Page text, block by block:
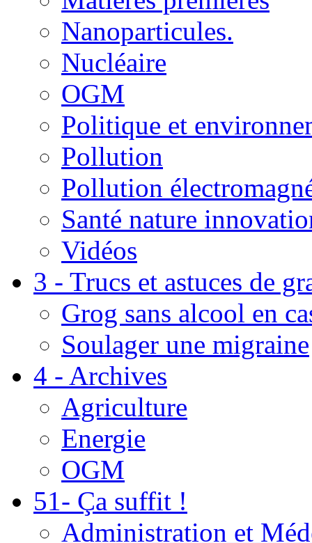
Nanoparticules.
Nucléaire
OGM
Politique et
Pollution
Pollution
Santé nature
Vidéos
3 - Trucs et astuces de
Grog sans alcool en
Soulager une migraine
4 - Archives
Agriculture
Energie
OGM
51- Ça suffit !
Administration et